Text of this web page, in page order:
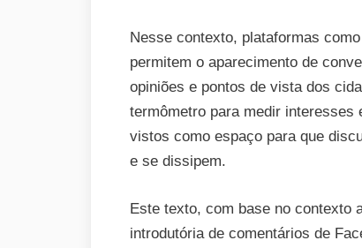
Nesse contexto, plataformas
permitem o aparecimento de
opiniões e pontos de vista dos
termômetro para medir
vistos como espaço para que
e se dissipem.
Este texto, com base no contexto
introdutória de comentários de